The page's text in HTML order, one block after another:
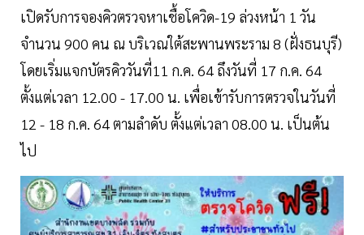
เปิดรับการจองคิวตรวจหาเชื้อโควิด-19 ล่วงหน้า 1 วัน
จำนวน 900 คน ณ บริเวณใต้สะพานพระราม 8 (ฝั่งธนบุรี)
โดยเริ่มแจกบัตรคิววันที่11 ก.ค. 64 ถึงวันที่ 17 ก.ค. 64
ตั้งแต่เวลา 12.00 - 17.00 น. เพื่อเข้ารับการตรวจในวันที่
12 - 18 ก.ค. 64 ตามลำดับ ตั้งแต่เวลา 08.00 น. เป็นต้น
ไป